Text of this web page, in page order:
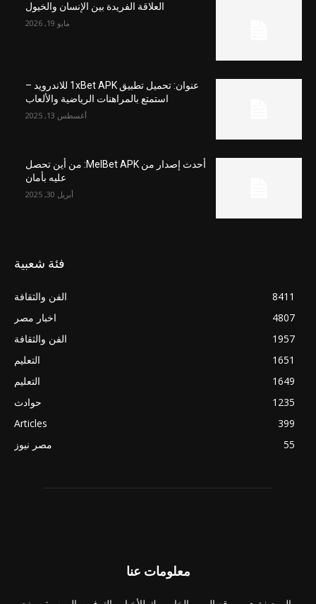
العلاقة الفريدة بين الإنسان والخيول
مايو 19, 2026
عنوان: تحميل تطبيق 1xBet APK للاندرويد –
استمتع بالمراهنات الرياضية والألعاب
أغسطس 13, 2025
أحدث إصدار من MelBet APK: من أين تحصل
عليه بأمان
أبريل 30, 2025
فئة شعبية
الفن والثقافة
8411
اخبار مصر
4807
الفن والثقافة
1957
التعليم
1651
التعليم
1649
حوادث
1235
Articles
399
مصر نيوز
55
معلومات عنا